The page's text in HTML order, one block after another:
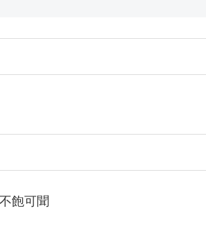
飽可聞